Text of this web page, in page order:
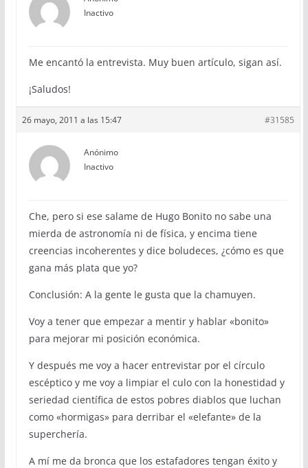
Inactivo
Me encantó la entrevista. Muy buen artículo, sigan así.
¡Saludos!
26 mayo, 2011 a las 15:47 #31585
Anónimo
Inactivo
Che, pero si ese salame de Hugo Bonito no sabe una
mierda de astronomía ni de física, y encima tiene
creencias incoherentes y dice boludeces, ¿cómo es que
gana más plata que yo?
Conclusión: A la gente le gusta que la chamuyen.
Voy a tener que empezar a mentir y hablar «bonito»
para mejorar mi posición económica.
Y después me voy a hacer entrevistar por el círculo
escéptico y me voy a limpiar el culo con la honestidad y
seriedad científica de estos pobres diablos que luchan
como «hormigas» para derribar el «elefante» de la
superchería.
A mí me da bronca que los estafadores tengan éxito y